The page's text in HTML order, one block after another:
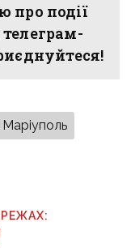
про події